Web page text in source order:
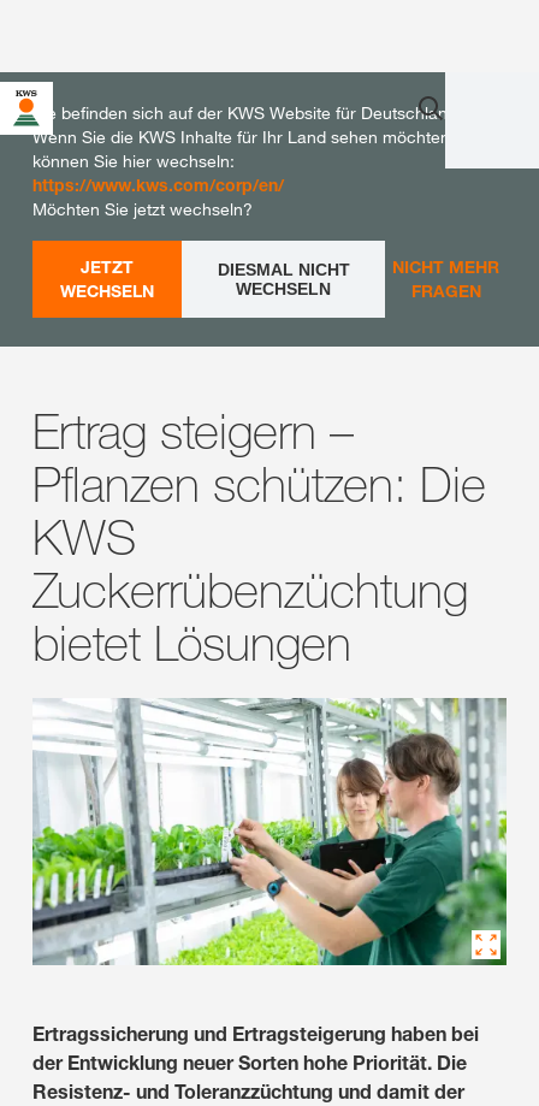
Sie befinden sich auf der KWS Website für Deutschland.
Wenn Sie die KWS Inhalte für Ihr Land sehen möchten,
können Sie hier wechseln:
https://www.kws.com/corp/en/
Möchten Sie jetzt wechseln?
JETZT
WECHSELN
DIESMAL NICHT
WECHSELN
NICHT MEHR
FRAGEN
Ertrag steigern –
Pflanzen schützen: Die
KWS
Zuckerrübenzüchtung
bietet Lösungen
Ertragssicherung und Ertragsteigerung haben bei
der Entwicklung neuer Sorten hohe Priorität. Die
Resistenz- und Toleranzzüchtung und damit der